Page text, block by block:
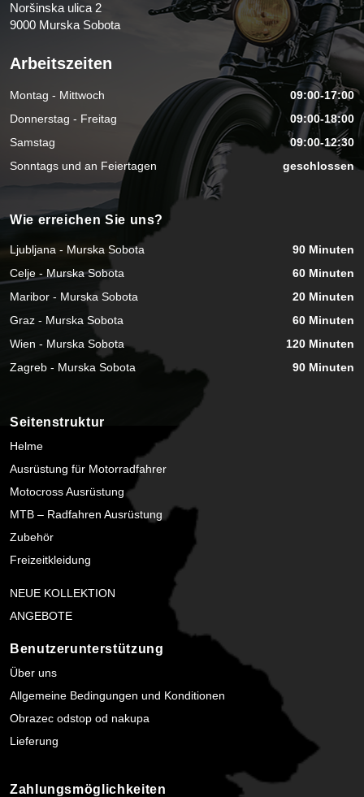
Noršinska ulica 2
9000 Murska Sobota
Arbeitszeiten
Montag - Mittwoch
09:00-17:00
Donnerstag - Freitag
09:00-18:00
Samstag
09:00-12:30
Sonntags und an Feiertagen
geschlossen
Wie erreichen Sie uns?
Ljubljana - Murska Sobota
90 Minuten
Celje - Murska Sobota
60 Minuten
Maribor - Murska Sobota
20 Minuten
Graz - Murska Sobota
60 Minuten
Wien - Murska Sobota
120 Minuten
Zagreb - Murska Sobota
90 Minuten
Seitenstruktur
Helme
Ausrüstung für Motorradfahrer
Motocross Ausrüstung
MTB – Radfahren Ausrüstung
Zubehör
Freizeitkleidung
NEUE KOLLEKTION
ANGEBOTE
Benutzerunterstützung
Über uns
Allgemeine Bedingungen und Konditionen
Obrazec odstop od nakupa
Lieferung
Zahlungsmöglichkeiten